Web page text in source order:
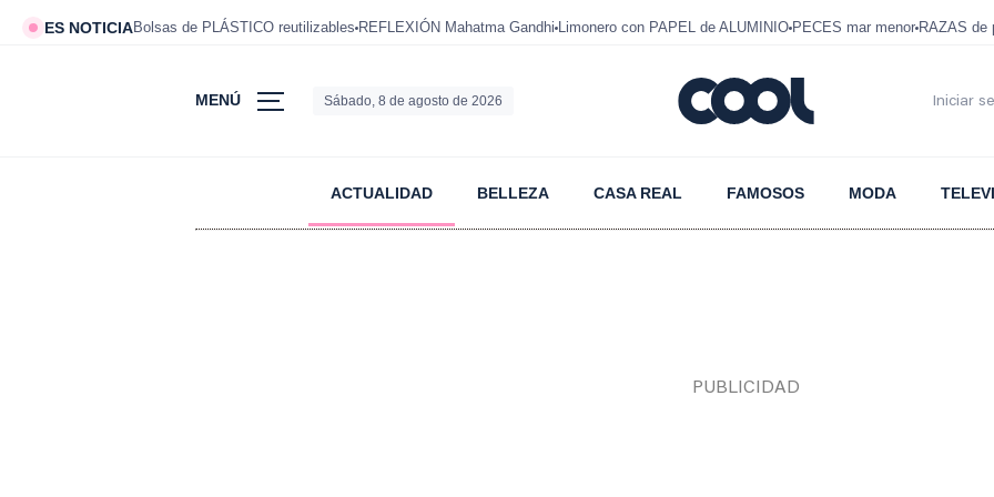
ES NOTICIABolsas de PLÁSTICO reutilizables REFLEXIÓN Mahatma Gandhi Limonero con PAPEL de ALUMINIO PECES mar menor RAZAS de
MENÚ Sábado, 8 de agosto de 2026 Iniciar
ACTUALIDAD BELLEZA CASA REAL FAMOSOS MODA